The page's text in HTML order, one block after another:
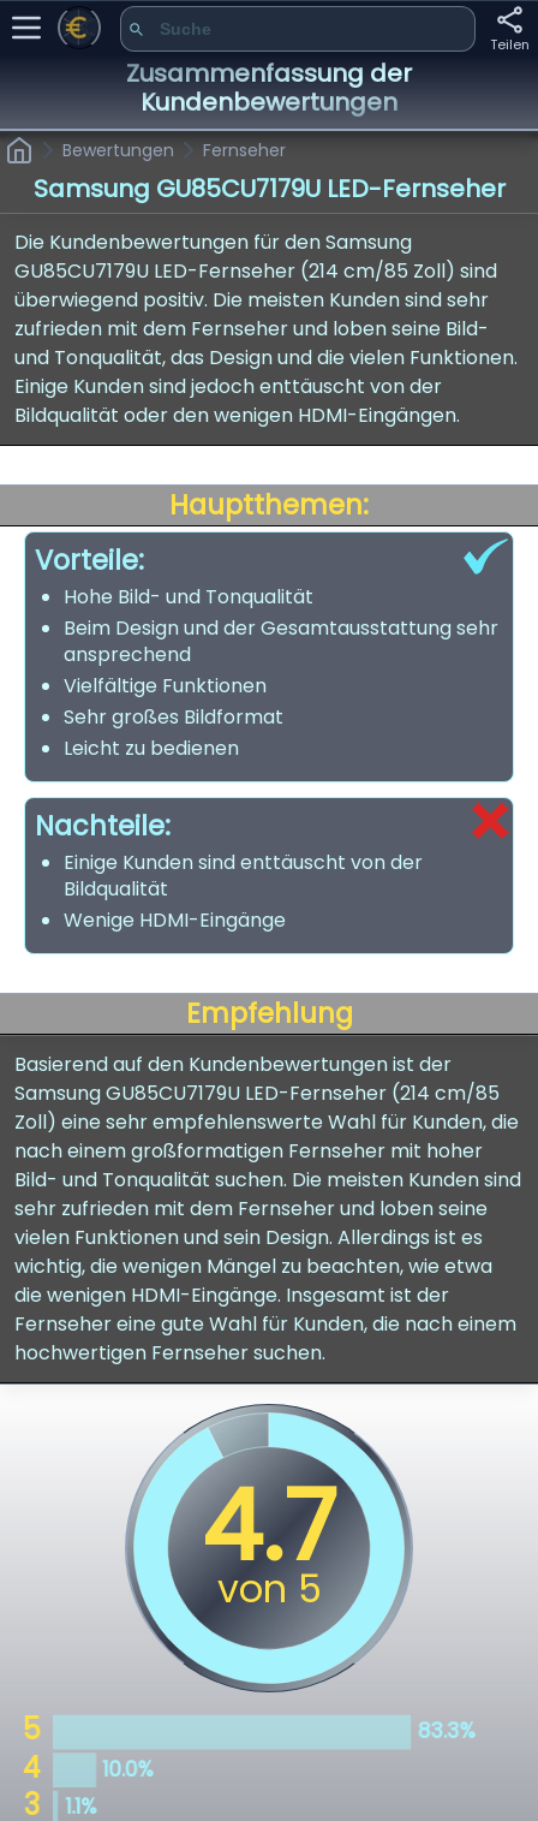
Teilen
Zusammenfassung der
Kundenbewertungen
Bewertungen Fernseher
Samsung GU85CU7179U LED-Fernseher
Die Kundenbewertungen für den Samsung
GU85CU7179U LED-Fernseher (214 cm/85 Zoll) sind
überwiegend positiv. Die meisten Kunden sind sehr
zufrieden mit dem Fernseher und loben seine Bild-
und Tonqualität, das Design und die vielen Funktionen.
Einige Kunden sind jedoch enttäuscht von der
Bildqualität oder den wenigen HDMI-Eingängen.
Hauptthemen:
Vorteile:
Hohe Bild- und Tonqualität
Beim Design und der Gesamtausstattung sehr
ansprechend
Vielfältige Funktionen
Sehr großes Bildformat
Leicht zu bedienen
Nachteile:
Einige Kunden sind enttäuscht von der
Bildqualität
Wenige HDMI-Eingänge
Empfehlung
Basierend auf den Kundenbewertungen ist der
Samsung GU85CU7179U LED-Fernseher (214 cm/85
Zoll) eine sehr empfehlenswerte Wahl für Kunden, die
nach einem großformatigen Fernseher mit hoher
Bild- und Tonqualität suchen. Die meisten Kunden sind
sehr zufrieden mit dem Fernseher und loben seine
vielen Funktionen und sein Design. Allerdings ist es
wichtig, die wenigen Mängel zu beachten, wie etwa
die wenigen HDMI-Eingänge. Insgesamt ist der
Fernseher eine gute Wahl für Kunden, die nach einem
hochwertigen Fernseher suchen.